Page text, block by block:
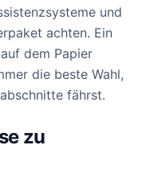
und
achten. Ein
dem Papier
die beste Wahl,
fährst.
zu